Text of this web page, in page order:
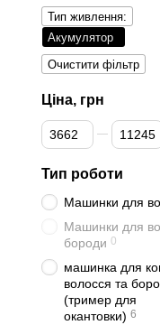
Тип живлення:
Акумулятор
Очистити фільтр
Ціна, грн
Від Ціна, грн
До Ціна, грн
Тип роботи
Машинки для
Машинки для
бороди 0
машинка для
волосся та
(тример для
окантовки) 6